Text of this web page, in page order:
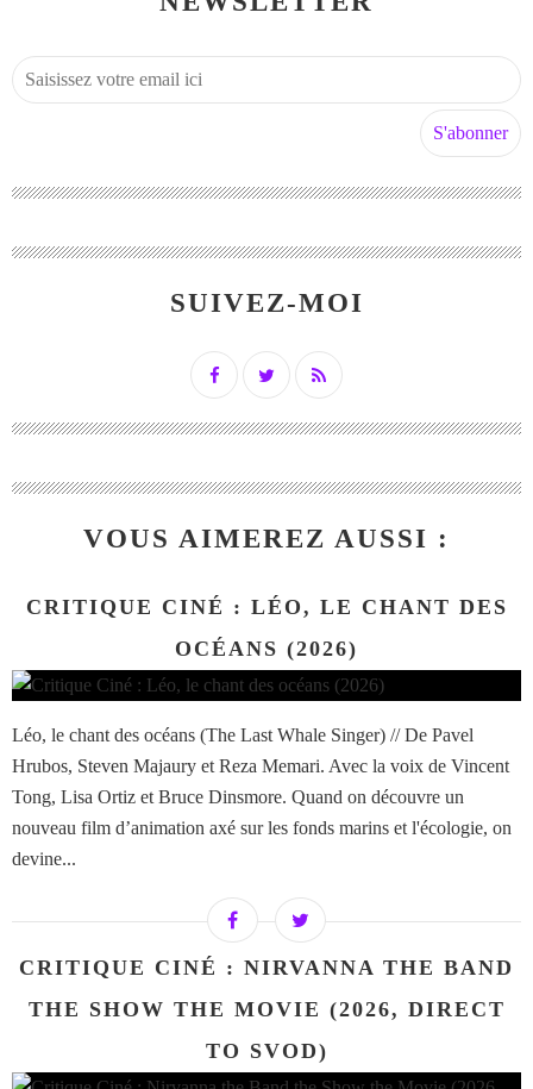
SUIVEZ-MOI
VOUS AIMEREZ AUSSI :
CRITIQUE CINÉ : LÉO, LE CHANT DES
OCÉANS (2026)
Léo, le chant des océans (The Last Whale Singer) // De Pavel
Hrubos, Steven Majaury et Reza Memari. Avec la voix de Vincent
Tong, Lisa Ortiz et Bruce Dinsmore. Quand on découvre un
nouveau film d’animation axé sur les fonds marins et l'écologie, on
devine...
CRITIQUE CINÉ : NIRVANNA THE BAND
THE SHOW THE MOVIE (2026, DIRECT
TO SVOD)